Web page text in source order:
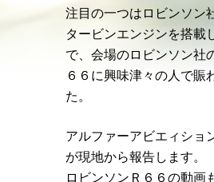
注目の一つはロビンソン
タービンエンジンを搭載
で、会場のロビンソン社
６６に興味津々の人で賑
た。
アルファーアビエィショ
が現地から報告します。
ロビンソンＲ６６の動画